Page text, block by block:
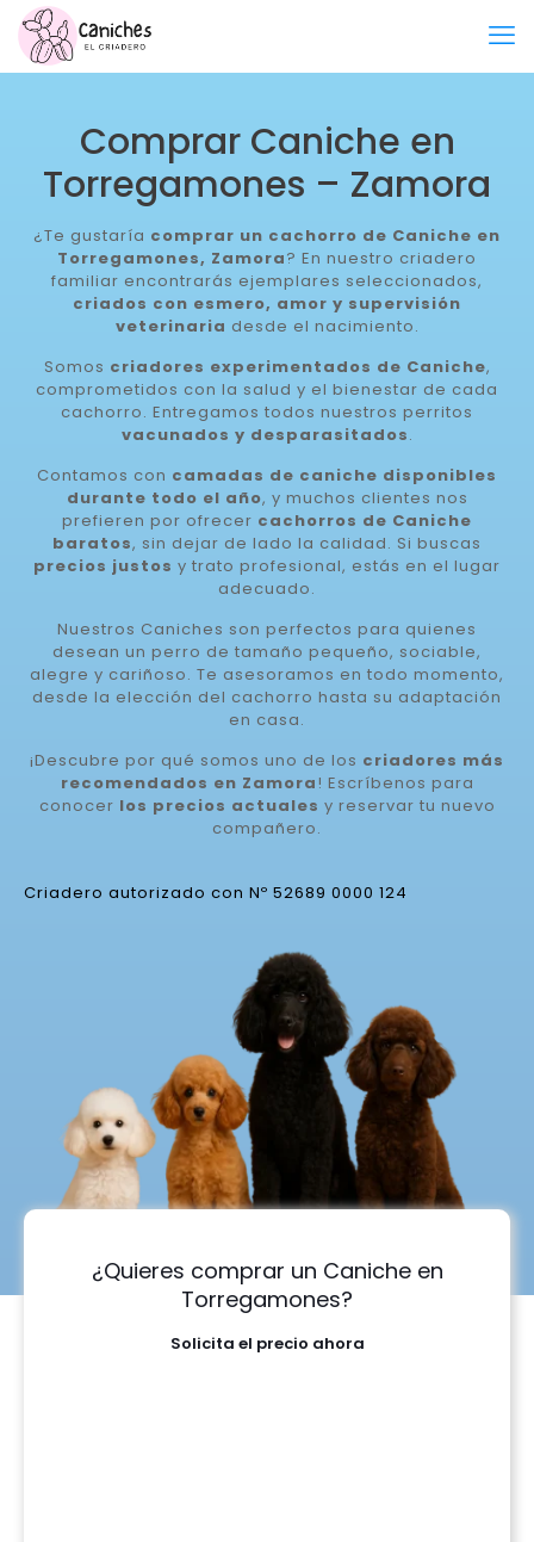
Comprar Caniche en
Torregamones – Zamora
¿Te gustaría comprar un cachorro de Caniche en
Torregamones, Zamora? En nuestro criadero
familiar encontrarás ejemplares seleccionados,
criados con esmero, amor y supervisión
veterinaria desde el nacimiento.
Somos criadores experimentados de Caniche,
comprometidos con la salud y el bienestar de cada
cachorro. Entregamos todos nuestros perritos
vacunados y desparasitados.
Contamos con camadas de caniche disponibles
durante todo el año, y muchos clientes nos
prefieren por ofrecer cachorros de Caniche
baratos, sin dejar de lado la calidad. Si buscas
precios justos y trato profesional, estás en el lugar
adecuado.
Nuestros Caniches son perfectos para quienes
desean un perro de tamaño pequeño, sociable,
alegre y cariñoso. Te asesoramos en todo momento,
desde la elección del cachorro hasta su adaptación
en casa.
¡Descubre por qué somos uno de los criadores más
recomendados en Zamora! Escríbenos para
conocer los precios actuales y reservar tu nuevo
compañero.
Criadero autorizado con Nº 52689 0000 124
¿Quieres comprar un Caniche en
Torregamones?
Solicita el precio ahora